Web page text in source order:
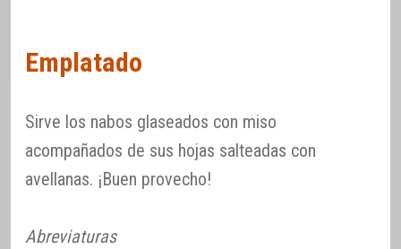
Emplatado
Sirve los nabos glaseados con miso
acompañados de sus hojas salteadas con
avellanas. ¡Buen provecho!
Abreviaturas